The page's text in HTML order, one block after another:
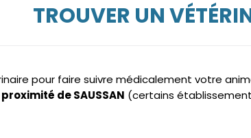
TROUVER UN
pour faire suivre médicalement votre
de SAUSSAN (certains